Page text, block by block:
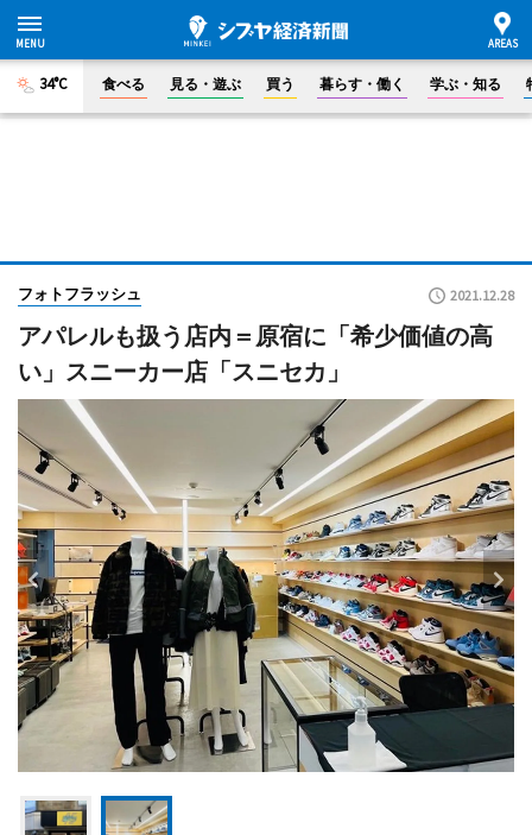
34°C 食べる 見る・遊ぶ 買う 暮らす・働く 学ぶ・知る
フォトフラッシュ 2021.12.28
アパレルも扱う店内＝原宿に「希少価値の高
い」スニーカー店「スニセカ」